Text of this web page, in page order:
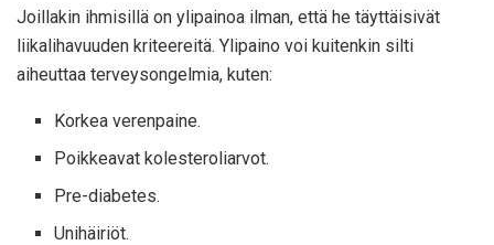
Joillakin ihmisillä on ylipainoa ilman, että he täyttäisivät
liikalihavuuden kriteereitä. Ylipaino voi kuitenkin silti
aiheuttaa terveysongelmia, kuten:
Korkea verenpaine.
Poikkeavat kolesteroliarvot.
Pre-diabetes.
Unihäiriöt.